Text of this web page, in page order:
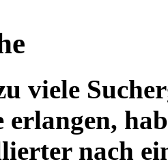
viele
erlangen,
nach